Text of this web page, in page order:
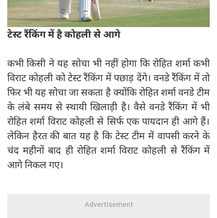
टेस्ट रैंकिंग में है कोहली से आगे
कभी किसी ने यह सोचा भी नहीं होगा कि रोहित शर्मा कभी
विराट कोहली को टेस्ट रैंकिंग में पछाड़ देंगे। वनडे रैंकिंग में तो
फिर भी यह सोचा जा सकता है क्योंकि रोहित शर्मा वनडे टीम
के लंबे समय से स्थायी खिलाड़ी है। वैसे वनडे रैंकिंग में भी
रोहित शर्मा विराट कोहली से सिर्फ एक पायदान ही आगे हैं।
लेकिन हैरत की बात यह है कि टेस्ट टीम में वापसी करने के
चंद महीनों बाद ही रोहित शर्मा विराट कोहली से रैंकिंग में
आगे निकल गए।